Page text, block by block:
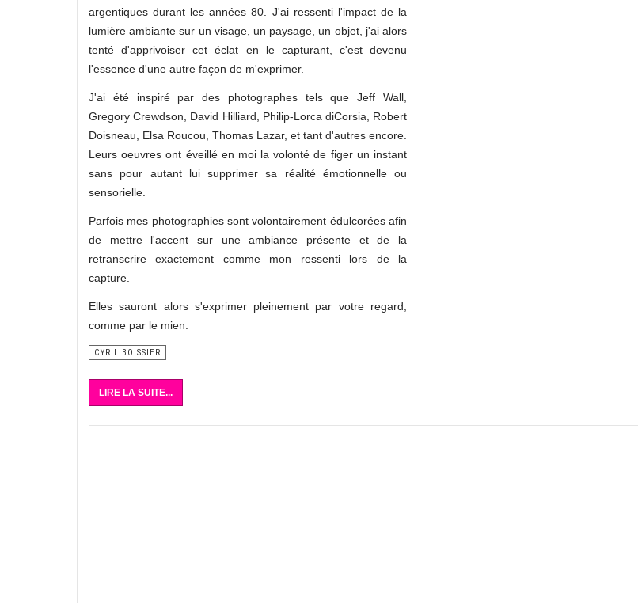
argentiques durant les années 80. J'ai ressenti l'impact de la
lumière ambiante sur un visage, un paysage, un objet, j'ai alors
tenté d'apprivoiser cet éclat en le capturant, c'est devenu
l'essence d'une autre façon de m'exprimer.
J'ai été inspiré par des photographes tels que Jeff Wall,
Gregory Crewdson, David Hilliard, Philip-Lorca diCorsia, Robert
Doisneau, Elsa Roucou, Thomas Lazar, et tant d'autres encore.
Leurs oeuvres ont éveillé en moi la volonté de figer un instant
sans pour autant lui supprimer sa réalité émotionnelle ou
sensorielle.
Parfois mes photographies sont volontairement édulcorées afin
de mettre l'accent sur une ambiance présente et de la
retranscrire exactement comme mon ressenti lors de la
capture.
Elles sauront alors s'exprimer pleinement par votre regard,
comme par le mien.
CYRIL BOISSIER
LIRE LA SUITE...